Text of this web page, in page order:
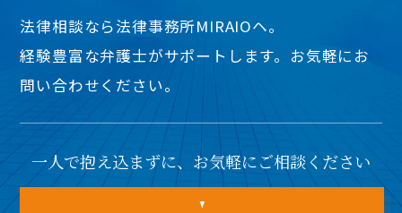
法律相談なら法律事務所MIRAIOヘ。
経験豊富な弁護士がサポートします。お気軽にお
問い合わせください。
一人で抱え込まずに、お気軽にご相談ください